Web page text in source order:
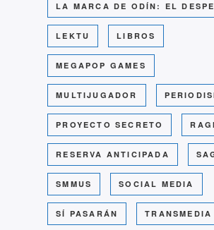
LA MARCA DE ODÍN: EL
LEKTU LIBROS
MEGAPOP GAMES
MULTIJUGADOR
PROYECTO SECRETO
RESERVA ANTICIPADA
SMMUS SOCIAL MEDIA
SÍ PASARÁN TRANSMEDIA